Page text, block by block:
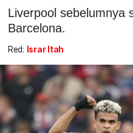
Liverpool sebelumnya
Barcelona.
Red: Israr Itah